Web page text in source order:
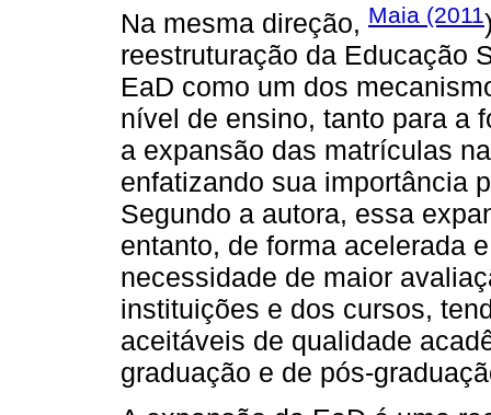
Na mesma direção, Maia (2011
reestruturação da Educação
EaD como um dos
nível de ensino, tanto para a
a expansão das matrículas
enfatizando sua importância
Segundo a autora, essa
entanto, de forma acelerada
necessidade de maior
instituições e dos cursos,
aceitáveis de qualidade
graduação e de pós-